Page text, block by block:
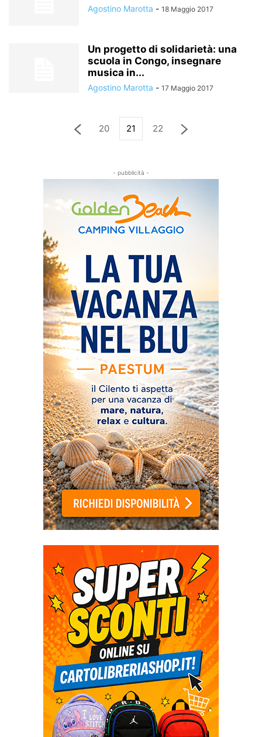
Agostino Marotta - 18 Maggio 2017
Un progetto di solidarietà: una
scuola in Congo, insegnare
musica in...
Agostino Marotta - 17 Maggio 2017
20 21 22
- pubblicità -